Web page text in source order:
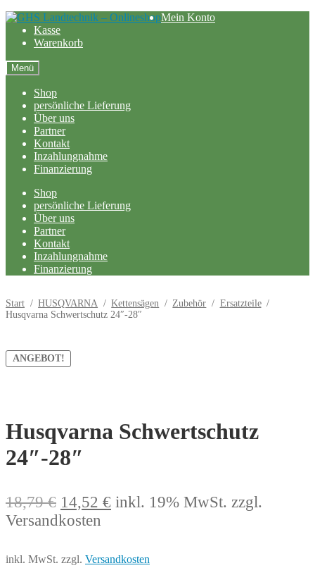
Zur
Navigation
springen
Zum
Inhalt
springen
Mein Konto
Kasse
Warenkorb
Menü
Shop
persönliche Lieferung
Über uns
Partner
Kontakt
Inzahlungnahme
Finanzierung
Shop
persönliche Lieferung
Über uns
Partner
Kontakt
Inzahlungnahme
Finanzierung
Start / HUSQVARNA / Kettensägen / Zubehör / Ersatzteile /
Husqvarna Schwertschutz 24″-28″
ANGEBOT!
Husqvarna Schwertschutz
24″-28″
18,79€ Ursprünglicher
Preis
18,79 €
14,52 € Aktueller
14,52 €.
inkl. 19% MwSt. zzgl.
Versandkosten
inkl. MwSt. zzgl. Versandkosten